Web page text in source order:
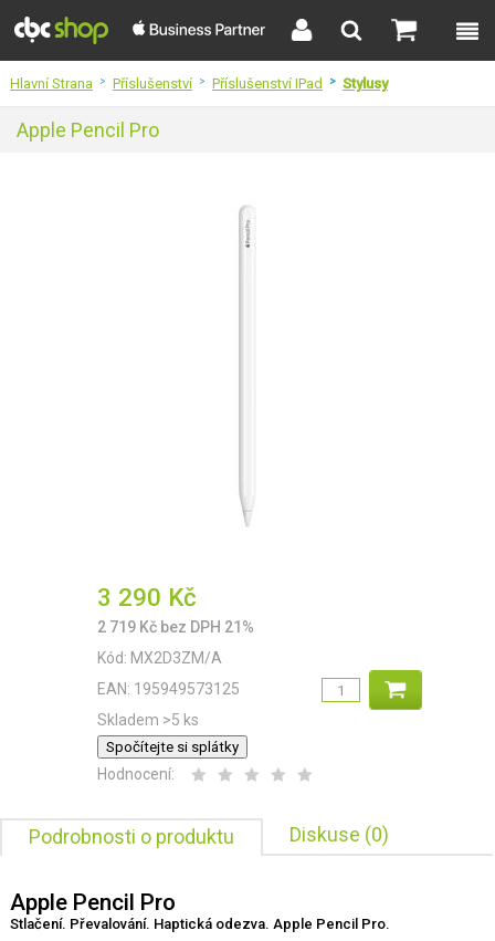
Hlavní Strana > Příslušenství > Příslušenství IPad > Stylusy
Apple Pencil Pro
3 290 Kč
2 719 Kč bez DPH 21%
Kód: MX2D3ZM/A
EAN: 195949573125
Skladem >5 ks
Spočítejte si splátky
Hodnocení:
Podrobnosti o produktu Diskuse (0)
Apple Pencil Pro
Stlačení. Převalování. Haptická odezva. Apple Pencil Pro.